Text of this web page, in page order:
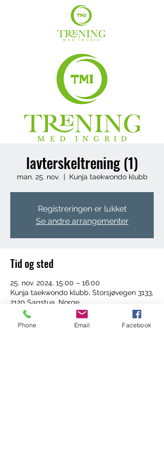
lavterskeltrening (1)
man. 25. nov.
  |
Kunja taekwondo klubb
Registreringen er lukket
Se andre arrangementer
Tid og sted
25. nov. 2024, 15:00 – 16:00
Kunja taekwondo klubb, Storsjøvegen 3133,
2120 Sagstua, Norge
Phone Email Facebook